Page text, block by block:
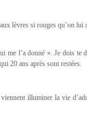
lèvres si rouges qu’on
me l’a donné ». Je dois te
20 ans après sont restées.
illuminer la vie